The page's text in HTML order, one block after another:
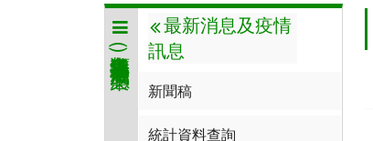
人類免疫缺乏病毒(愛滋病毒)感染
最新消息及疫情
訊息
新聞稿
統計資料查詢